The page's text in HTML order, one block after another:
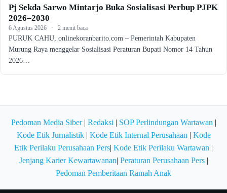
Pj Sekda Sarwo Mintarjo Buka Sosialisasi Perbup PJPK
2026–2030
6 Agustus 2026 · 2 menit baca
PURUK CAHU, onlinekoranbarito.com – Pemerintah Kabupaten
Murung Raya menggelar Sosialisasi Peraturan Bupati Nomor 14 Tahun
2026…
Pedoman Media Siber| Redaksi | SOP Perlindungan Wartawan |
Kode Etik Jurnalistik| Kode Etik Internal Perusahaan | Kode
Etik Perilaku Perusahaan Pers| Kode Etik Perilaku Wartawan |
Jenjang Karier Kewartawanan| Peraturan Perusahaan Pers|
Pedoman Pemberitaan Ramah Anak